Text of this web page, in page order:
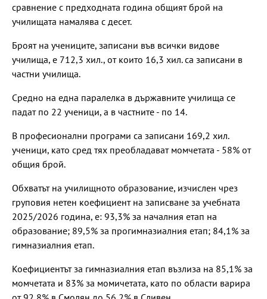
сравнение с предходната година общият брой на
училищата намалява с десет.
Броят на учениците, записани във всички видове
училища, е 712,3 хил., от които 16,3 хил. са записани в
частни училища.
Средно на една паралелка в държавните училища се
падат по 22 ученици, а в частните - по 14.
В професионални програми са записани 169,2 хил.
ученици, като сред тях преобладават момчетата - 58% от
общия брой.
Обхватът на училищното образование, изчислен чрез
груповия нетен коефициент на записване за учебната
2025/2026 година, е: 93,3% за началния етап на
образование; 89,5% за прогимназиалния етап; 84,1% за
гимназиалния етап.
Коефициентът за гимназиалния етап възлиза на 85,1% за
момчетата и 83% за момичетата, като по области варира